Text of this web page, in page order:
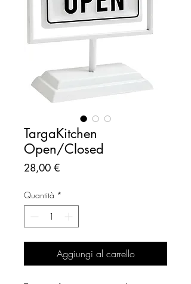
TargaKitchen
Open/Closed
28,00 €Prezzo
Quantità *
Aggiungi al carrello